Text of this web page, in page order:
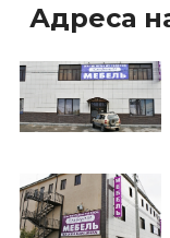
Адреса